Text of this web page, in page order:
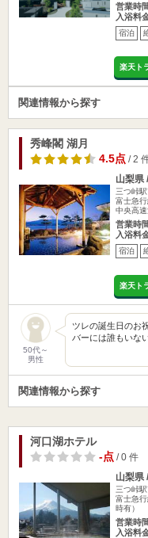
営業時
入浴料
宿泊
楽天ト
関連情報から探す
秀峰閣 湖月
4.5点/ 2
山梨県
三つ峠
富士急
中央高
営業時
入浴料
宿泊
楽天ト
50代～
男性
ツレの誕生日のお
バーには誰もいな
関連情報から探す
河口湖ホテル
-点/ 0 件
山梨県
三つ峠
富士急
時有）
営業時
入浴料